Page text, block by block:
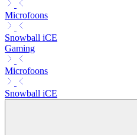
Microfoons
Snowball iCE
Gaming
Microfoons
Snowball iCE